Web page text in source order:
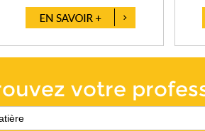
votre